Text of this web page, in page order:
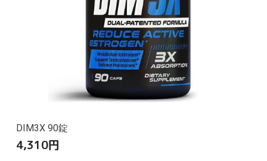
DIM3X 90錠
4,310円